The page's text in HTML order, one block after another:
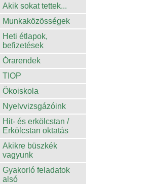
Akik sokat tettek...
Munkaközösségek
Heti étlapok,
befizetések
Órarendek
TIOP
Ökoiskola
Nyelvvizsgázóink
Hit- és erkölcstan /
Erkölcstan oktatás
Akikre büszkék
vagyunk
Gyakorló feladatok
alsó